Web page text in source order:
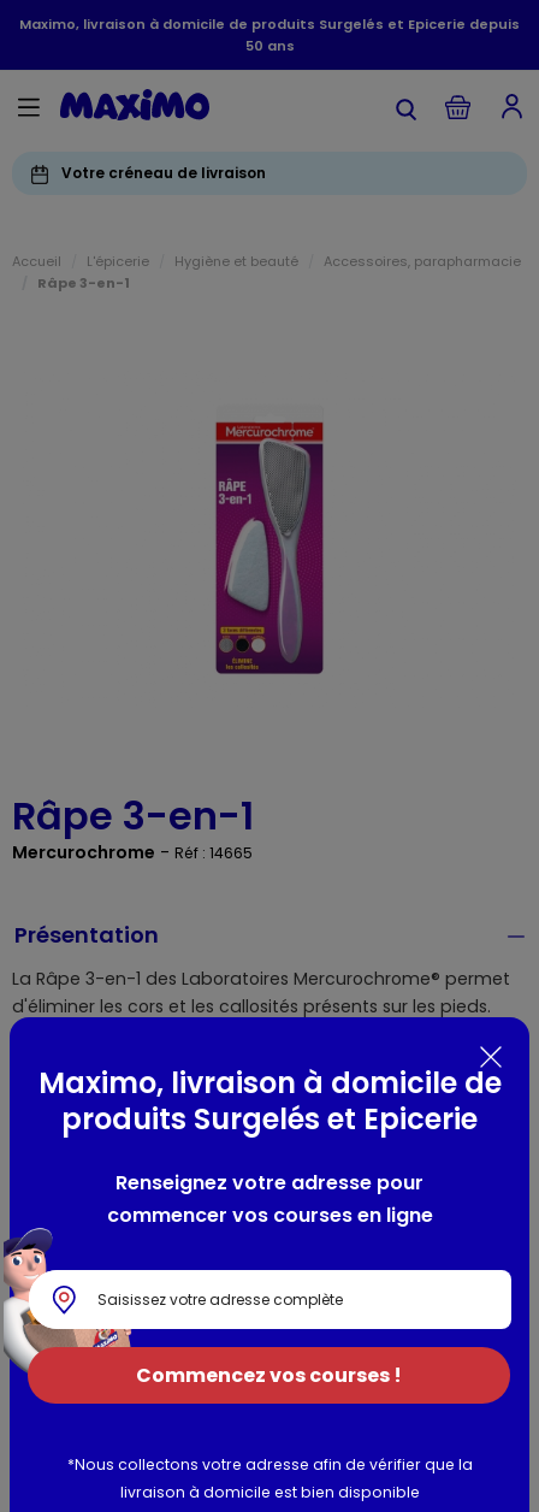
Maximo, livraison à domicile de produits Surgelés et Epicerie depuis
50 ans
Votre créneau de livraison
Accueil L'épicerie Hygiène et beauté
Accessoires, parapharmacie
Râpe 3-en-1
Râpe 3-en-1
Mercurochrome - Réf : 14665
Présentation
La Râpe 3-en-1 des Laboratoires Mercurochrome® permet
d'éliminer les cors et les callosités présents sur les pieds.
Dotée de 3 faces différentes. elle permet d'éliminer à la fois
les rugosités épaisses et les différentes irrégularités. - La
face en acier permet d'éliminer les callosités - La face en
céramique polit et élimine les peaux mortes - Pour finaliser
le polissage. utiliser la face en émeri qui permet une
exfoliation plus délicate. Progressivement. la peau des
pieds redevient lisse. douce. et retrouve toute sa souplesse.
RÂPE 3-EN-1. 1u
Utilisation et conservation
Informations complémentaires
Maximo, livraison à domicile de
produits Surgelés et Epicerie
Renseignez votre adresse pour
commencer vos courses en ligne
Commencez vos courses !
*Nous collectons votre adresse afin de vérifier que la
livraison à domicile est bien disponible